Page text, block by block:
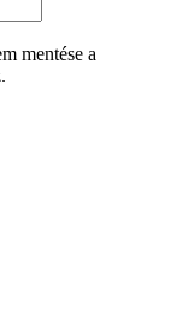
mentése a